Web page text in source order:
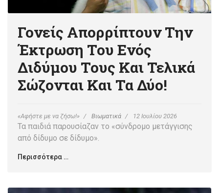
Γονείς Απορρίπτουν Την
Έκτρωση Του Ενός
Διδύμου Τους Και Τελικά
Σώζονται Και Τα Δύο!
«Αφήστε με να ζήσω!» Βιωματικά 12 Ιουλίου 2026
Τα παιδιά παρουσίαζαν το «σύνδρομο μετάγγισης
από δίδυμο σε δίδυμο».
Περισσότερα …